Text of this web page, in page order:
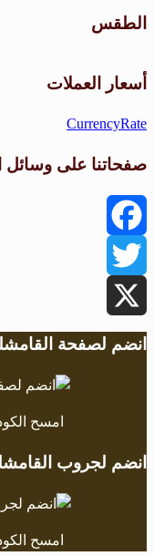
الطقس
أسعار العملات
CurrencyRate
صفحاتنا على وسائل
Facebook
Twitter
X
انضم لصفحة
امسح
انضم لجروب
امسح